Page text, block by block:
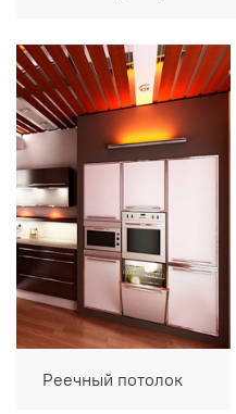
Реечный потолок